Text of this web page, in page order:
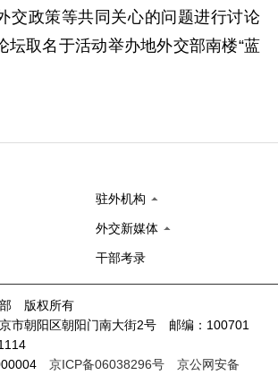
交政策等共同关心的问题进行讨论
坛取名于活动举办地外交部南楼“蓝
驻外机构
外交新媒体
干部考录
部 版权所有
市朝阳区朝阳门南大街2号 邮编：100701
京ICP备06038296号
京公网安备